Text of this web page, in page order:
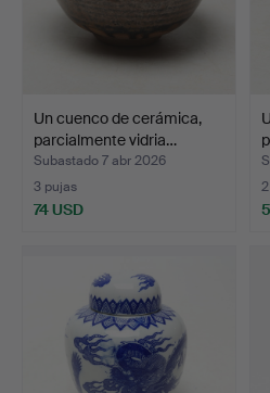
Un cuenco de cerámica,
parcialmente vidria…
Subastado 7 abr 2026
3 pujas
74 USD